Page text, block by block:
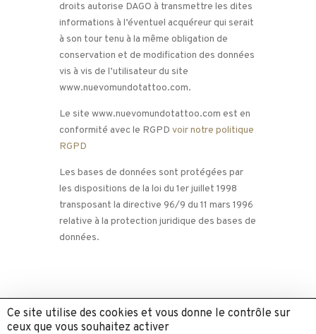
droits autorise DAGO à transmettre les dites
informations à l’éventuel acquéreur qui serait
à son tour tenu à la même obligation de
conservation et de modification des données
vis à vis de l’utilisateur du site
www.nuevomundotattoo.com.
Le site www.nuevomundotattoo.com est en
conformité avec le RGPD voir notre politique
RGPD
Les bases de données sont protégées par
les dispositions de la loi du 1er juillet 1998
transposant la directive 96/9 du 11 mars 1996
relative à la protection juridique des bases de
données.
Ce site utilise des cookies et vous donne le contrôle sur
ceux que vous souhaitez activer